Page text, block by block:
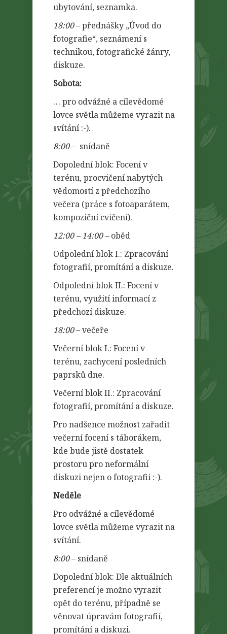
ubytování, seznamka.
18:00– přednášky „Úvod do
fotografie“, seznámení s
technikou, fotografické žánry,
diskuze.
Sobota:
… pro odvážné a cílevědomé
lovce světla můžeme vyrazit na
svítání :-).
8:00– snídaně
Dopolední blok: Focení v
terénu, procvičení nabytých
vědomostí z předchozího
večera (práce s fotoaparátem,
kompoziční cvičení).
12:00 – 14:00 –oběd
Odpolední blok I.: Zpracování
fotografií, promítání a diskuze.
Odpolední blok II.: Focení v
terénu, využití informací z
předchozí diskuze.
18:00– večeře
Večerní blok I.: Focení v
terénu, zachycení posledních
paprsků dne.
Večerní blok II.: Zpracování
fotografií, promítání a diskuze.
Pro nadšence možnost zařadit
večerní focení s táborákem,
kde bude jistě dostatek
prostoru pro neformální
diskuzi nejen o fotografii :-).
Neděle
Pro odvážné a cílevědomé
lovce světla můžeme vyrazit na
svítání.
8:00– snídaně
Dopolední blok: Dle aktuálních
preferencí je možno vyrazit
opět do terénu, případně se
věnovat úpravám fotografií,
promítání a diskuzi.